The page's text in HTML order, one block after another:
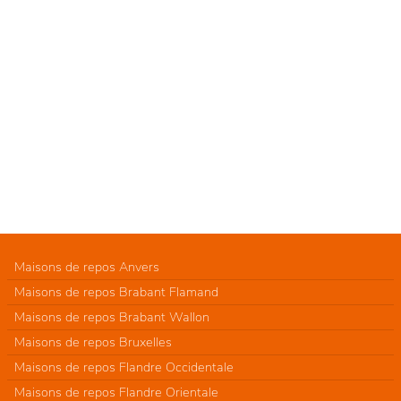
Maisons de repos Anvers
Maisons de repos Brabant Flamand
Maisons de repos Brabant Wallon
Maisons de repos Bruxelles
Maisons de repos Flandre Occidentale
Maisons de repos Flandre Orientale